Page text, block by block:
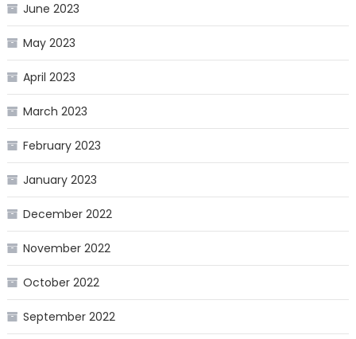
June 2023
May 2023
April 2023
March 2023
February 2023
January 2023
December 2022
November 2022
October 2022
September 2022